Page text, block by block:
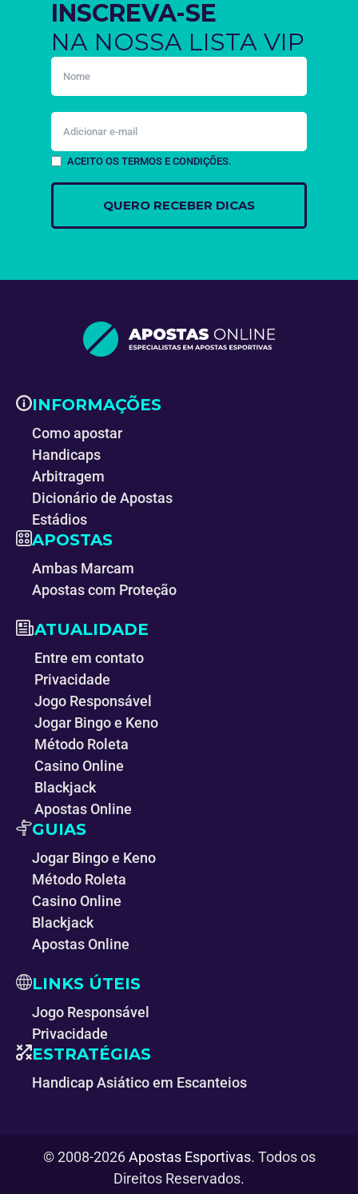
INSCREVA-SE
NA NOSSA LISTA VIP
ACEITO OS TERMOS E CONDIÇÕES.
INFORMAÇÕES
Como apostar
Handicaps
Arbitragem
Dicionário de Apostas
Estádios
APOSTAS
Ambas Marcam
Apostas com Proteção
ATUALIDADE
Entre em contato
Privacidade
Jogo Responsável
Jogar Bingo e Keno
Método Roleta
Casino Online
Blackjack
Apostas Online
GUIAS
Jogar Bingo e Keno
Método Roleta
Casino Online
Blackjack
Apostas Online
LINKS ÚTEIS
Jogo Responsável
Privacidade
ESTRATÉGIAS
Handicap Asiático em Escanteios
© 2008-2026Apostas Esportivas. Todos os
Direitos Reservados.